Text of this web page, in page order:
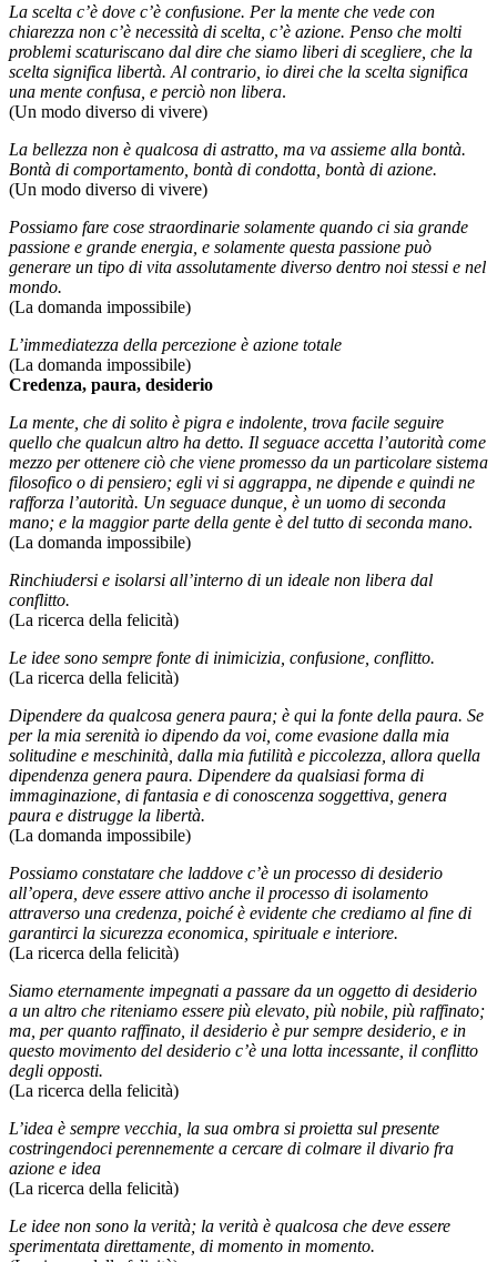
La scelta c’è dove c’è confusione. Per la mente che vede con
chiarezza non c’è necessità di scelta, c’è azione. Penso che molti
problemi scaturiscano dal dire che siamo liberi di scegliere, che la
scelta significa libertà. Al contrario, io direi che la scelta significa
una mente confusa, e perciò non libera.
(Un modo diverso di vivere)
La bellezza non è qualcosa di astratto, ma va assieme alla bontà.
Bontà di comportamento, bontà di condotta, bontà di azione.
(Un modo diverso di vivere)
Possiamo fare cose straordinarie solamente quando ci sia grande
passione e grande energia, e solamente questa passione può
generare un tipo di vita assolutamente diverso dentro noi stessi e nel
mondo.
(La domanda impossibile)
L’immediatezza della percezione è azione totale
(La domanda impossibile)
Credenza, paura, desiderio
La mente, che di solito è pigra e indolente, trova facile seguire
quello che qualcun altro ha detto. Il seguace accetta l’autorità come
mezzo per ottenere ciò che viene promesso da un particolare sistema
filosofico o di pensiero; egli vi si aggrappa, ne dipende e quindi ne
rafforza l’autorità. Un seguace dunque, è un uomo di seconda
mano; e la maggior parte della gente è del tutto di seconda mano.
(La domanda impossibile)
Rinchiudersi e isolarsi all’interno di un ideale non libera dal
conflitto.
(La ricerca della felicità)
Le idee sono sempre fonte di inimicizia, confusione, conflitto.
(La ricerca della felicità)
Dipendere da qualcosa genera paura; è qui la fonte della paura. Se
per la mia serenità io dipendo da voi, come evasione dalla mia
solitudine e meschinità, dalla mia futilità e piccolezza, allora quella
dipendenza genera paura. Dipendere da qualsiasi forma di
immaginazione, di fantasia e di conoscenza soggettiva, genera
paura e distrugge la libertà.
(La domanda impossibile)
Possiamo constatare che laddove c’è un processo di desiderio
all’opera, deve essere attivo anche il processo di isolamento
attraverso una credenza, poiché è evidente che crediamo al fine di
garantirci la sicurezza economica, spirituale e interiore.
(La ricerca della felicità)
Siamo eternamente impegnati a passare da un oggetto di desiderio
a un altro che riteniamo essere più elevato, più nobile, più raffinato;
ma, per quanto raffinato, il desiderio è pur sempre desiderio, e in
questo movimento del desiderio c’è una lotta incessante, il conflitto
degli opposti.
(La ricerca della felicità)
L’idea è sempre vecchia, la sua ombra si proietta sul presente
costringendoci perennemente a cercare di colmare il divario fra
azione e idea
(La ricerca della felicità)
Le idee non sono la verità; la verità è qualcosa che deve essere
sperimentata direttamente, di momento in momento.